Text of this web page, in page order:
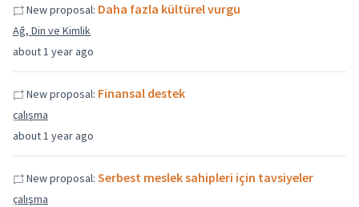
about 1 year ago
New proposal: Daha fazla kültürel vurgu
Ağ, Din ve Kimlik
about 1 year ago
New proposal: Finansal destek
çalışma
New proposal: Serbest meslek sahipleri için tavsiyeler
çalışma